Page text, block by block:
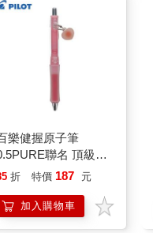
樂健握原子筆
聯名 頂級白
(限量)
折 特價 187 元
加入購物車